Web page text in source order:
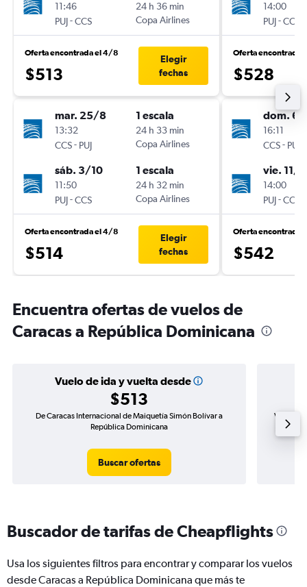
11:46
PUJ-CCS
24 h 36 min
Copa Airlines
Oferta encontrada el 4/8
$513
Elegir
fechas
mar. 25/8
13:32
CCS- PUJ
1 escala
24 h 33 min
Copa Airlines
sáb. 3/10
11:50
PUJ-CCS
1 escala
24 h 32 min
Copa Airlines
Oferta encontrada el 4/8
$514
Elegir
fechas
14:00
PUJ-CCS
Oferta encontrada
$528
dom. 6/
16:11
CCS- PUJ
vie. 11/9
14:00
PUJ-CCS
Oferta encontrada
$542
Encuentra ofertas de vuelos de
Caracas a República Dominicana
Vuelo de ida y vuelta desde
$513
De Caracas Internacional de Maiquetía Simón Bolívar a
República Dominicana
Buscar ofertas
Vuelo de
Buscador de tarifas de Cheapflights
Usa los siguientes filtros para encontrar y comparar los vuelos
desde Caracas a República Dominicana que más te